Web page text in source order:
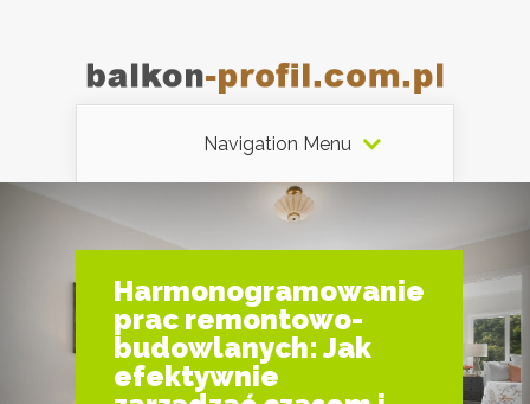
Navigation Menu
Harmonogramowanie
prac remontowo-
budowlanych: Jak
efektywnie